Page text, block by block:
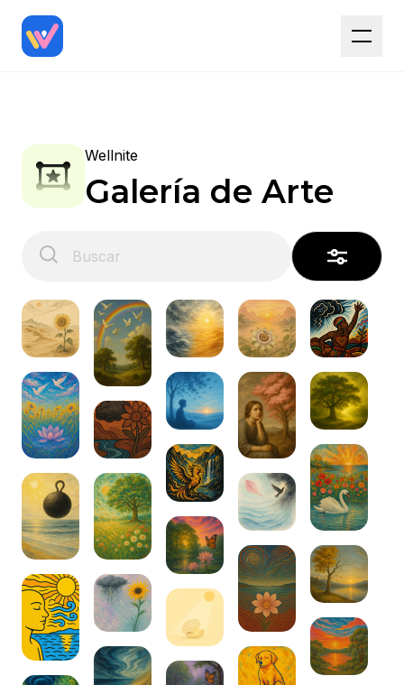
Wellnite
Galería de Arte